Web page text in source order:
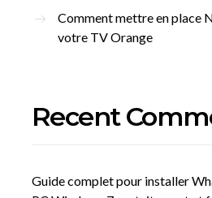
Comment mettre en place
votre TV Orange
Recent
Guide complet pour installer